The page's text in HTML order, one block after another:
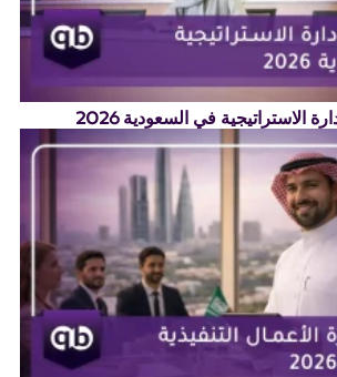
الاستراتيجية في السعودية 2026